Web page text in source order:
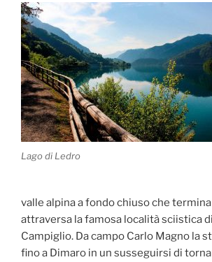
Lago di Ledro
valle alpina a fondo chiuso che termina
attraversa la famosa località sciistica
Campiglio. Da campo Carlo Magno la
fino a Dimaro in un susseguirsi di